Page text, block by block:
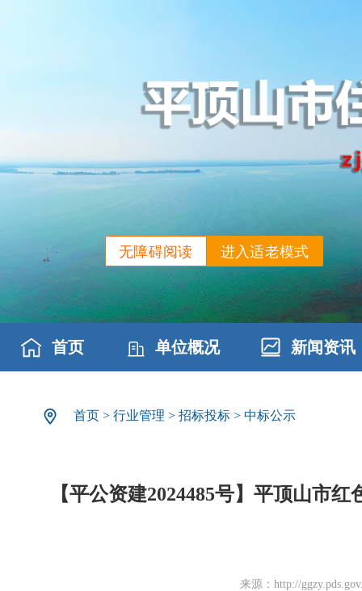
进入适老模式
无障碍阅读
首页 单位概况 新闻资讯
首页 > 行业管理 > 招标投标 > 中标公示
【平公资建2024485号】平顶山市
来源：http://